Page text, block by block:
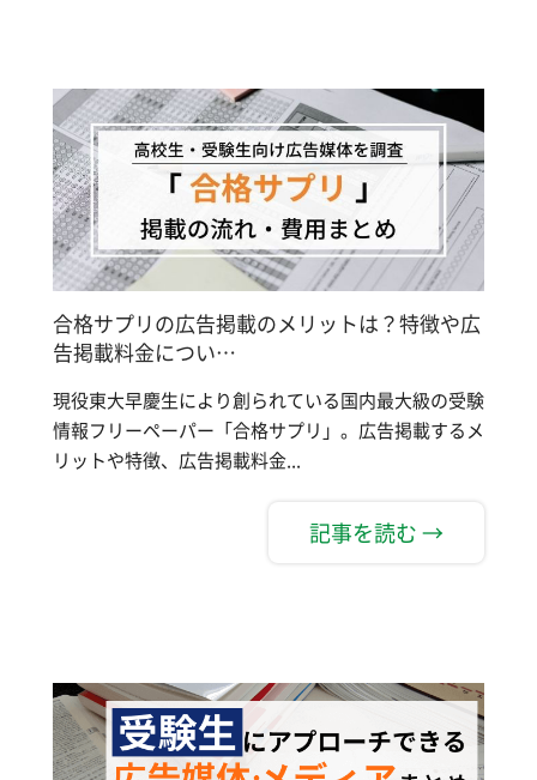
合格サプリの広告掲載のメリットは？特徴や広
告掲載料金につい…
現役東大早慶生により創られている国内最大級の受験
情報フリーペーパー「合格サプリ」。広告掲載するメ
リットや特徴、広告掲載料金...
記事を読む →